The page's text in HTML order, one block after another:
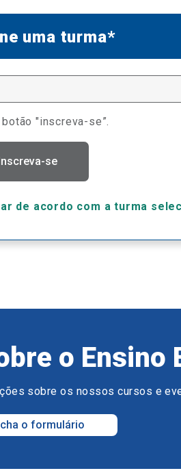
uma turma*
"inscreva-se”.
Inscreva-se
de acordo com a turma
o Ensino
sobre os nossos cursos e
o formulário